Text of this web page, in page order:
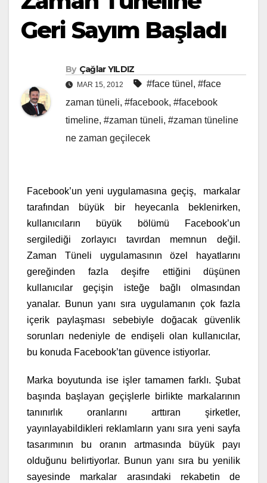
Geri Sayım Başladı
By Çağlar YILDIZ
MAR 15, 2012 #face tünel , #face
zaman tüneli, #facebook, #facebook
timeline, #zaman tüneli, #zaman tüneline
ne zaman geçilecek
Facebook’un yeni uygulamasına geçiş, markalar
tarafından büyük bir heyecanla beklenirken,
kullanıcıların büyük bölümü Facebook’un
sergilediği zorlayıcı tavırdan memnun değil.
Zaman Tüneli uygulamasının özel hayatlarını
gereğinden fazla deşifre ettiğini düşünen
kullanıcılar geçişin isteğe bağlı olmasından
yanalar. Bunun yanı sıra uygulamanın çok fazla
içerik paylaşması sebebiyle doğacak güvenlik
sorunları nedeniyle de endişeli olan kullanıcılar,
bu konuda Facebook’tan güvence istiyorlar.
Marka boyutunda ise işler tamamen farklı. Şubat
başında başlayan geçişlerle birlikte markalarının
tanınırlık oranlarını arttıran şirketler,
yayınlayabildikleri reklamların yanı sıra yeni sayfa
tasarımının bu oranın artmasında büyük payı
olduğunu belirtiyorlar. Bunun yanı sıra bu yenilik
sayesinde markalar arasındaki rekabetin de